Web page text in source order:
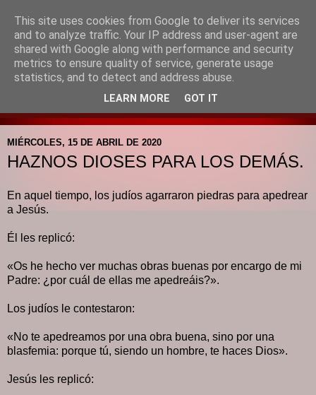
Blog de la Pastoral del
Colegio Santa Mª de la
Providencia
MIÉRCOLES, 15 DE ABRIL DE 2020
HAZNOS DIOSES PARA LOS DEMÁS.
En aquel tiempo, los judíos agarraron piedras para apedrear
a Jesús.
Él les replicó:
«Os he hecho ver muchas obras buenas por encargo de mi
Padre: ¿por cuál de ellas me apedreáis?».
Los judíos le contestaron:
«No te apedreamos por una obra buena, sino por una
blasfemia: porque tú, siendo un hombre, te haces Dios».
Jesús les replicó:
This site uses cookies from Google to deliver its services
and to analyze traffic. Your IP address and user-agent are
shared with Google along with performance and security
metrics to ensure quality of service, generate usage
statistics, and to detect and address abuse.
LEARN MORE GOT IT